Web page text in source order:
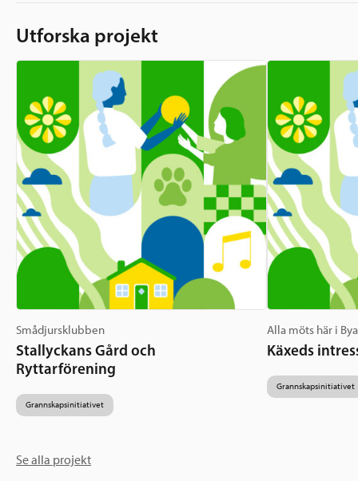
Utforska projekt
Smådjursklubben
Stallyckans Gård och
Ryttarförening
Grannskapsinitiativet
Alla möts här i
Käxeds
Grannskapsinitiativet
Se alla projekt